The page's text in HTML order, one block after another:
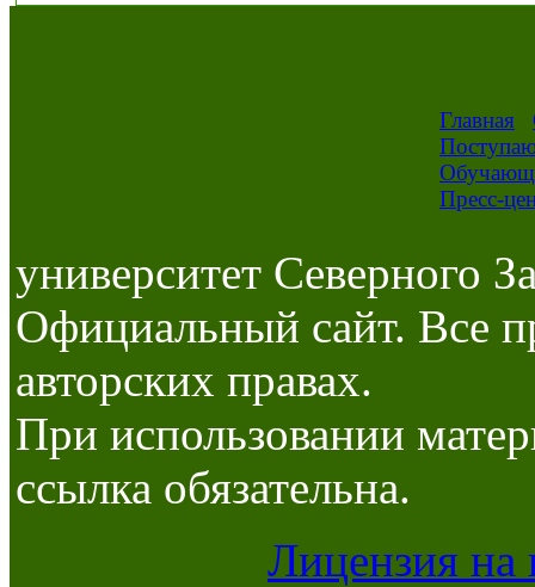
Главная
Пресс-
университет Северного
Официальный сайт. Все
авторских правах.
При использовании
ссылка обязательна.
Лицензия на